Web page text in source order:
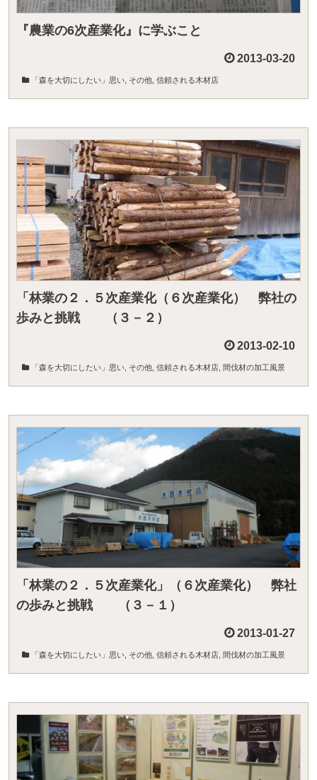
『農業の6次産業化』に学ぶこと
2013-03-20
「森を大切にしたい」思い その他 信頼される木材店
「林業の２．５次産業化（６次産業化） 弊社の
歩みと挑戦 （３－２）
2013-02-10
「森を大切にしたい」思い その他 信頼される木材店 間伐材の加工風景
「林業の２．５次産業化」（６次産業化） 弊社
の歩みと挑戦 （３－１）
2013-01-27
「森を大切にしたい」思い その他 信頼される木材店 間伐材の加工風景